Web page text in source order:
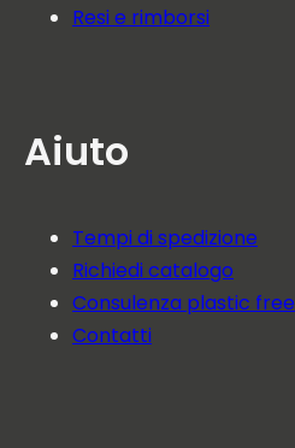
Resi e rimborsi
Aiuto
Tempi di spedizione
Richiedi catalogo
Consulenza plastic free
Contatti